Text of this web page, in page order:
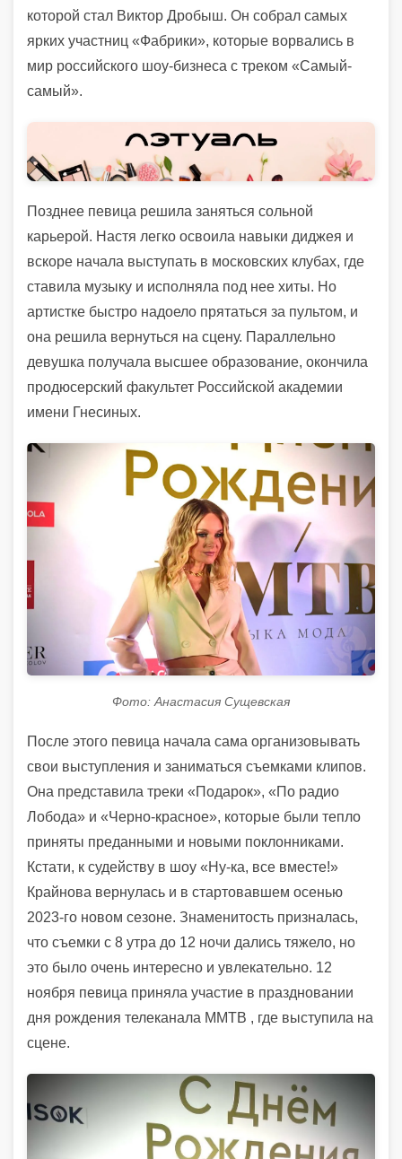
которой стал Виктор Дробыш. Он собрал самых
ярких участниц «Фабрики», которые ворвались в
мир российского шоу-бизнеса с треком «Самый-
самый».
Позднее певица решила заняться сольной
карьерой. Настя легко освоила навыки диджея и
вскоре начала выступать в московских клубах, где
ставила музыку и исполняла под нее хиты. Но
артистке быстро надоело прятаться за пультом, и
она решила вернуться на сцену. Параллельно
девушка получала высшее образование, окончила
продюсерский факультет Российской академии
имени Гнесиных.
Фото: Анастасия Сущевская
После этого певица начала сама организовывать
свои выступления и заниматься съемками клипов.
Она представила треки «Подарок», «По радио
Лобода» и «Черно-красное», которые были тепло
приняты преданными и новыми поклонниками.
Кстати, к судейству в шоу «Ну-ка, все вместе!»
Крайнова вернулась и в стартовавшем осенью
2023-го новом сезоне. Знаменитость призналась,
что съемки с 8 утра до 12 ночи дались тяжело, но
это было очень интересно и увлекательно. 12
ноября певица приняла участие в праздновании
дня рождения телеканала ММТВ , где выступила на
сцене.